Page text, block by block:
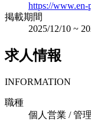
https://www.en-
掲載期間
2025/12/10 ~
求人情報
INFORMATION
職種
個人営業 / 管